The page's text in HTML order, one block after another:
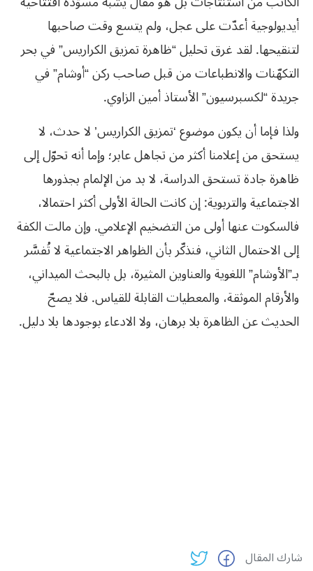
أيديولوجية أعدّت على عجل، ولم يتسع وقت صاحبها
لتنقيحها. لقد غرق تحليل “ظاهرة تمزيق الكراريس” في بحر
التكهّنات والانطباعات من قبل صاحب ركن “أوشام” في
جريدة “لكسبرسيون” الأستاذ أمين الزاوي.
ولذا فإما أن يكون موضوع ‘تمزيق الكراريس’ لا حدث، لا
يستحق من إعلامنا أكثر من تجاهل عابر؛ وإما أنه تحوّل إلى
ظاهرة جادة تستحق الدراسة، لا بد من الإلمام بجذورها
الاجتماعية والتربوية: إن كانت الحالة الأولى أكثر احتمالا،
فالسكوت عنها أولى من التضخيم الإعلامي. وإن مالت الكفة
إلى الاحتمال الثاني، فنذكّر بأن الظواهر الاجتماعية لا تُفسَّر
بـ”الأوشام” اللغوية والعناوين المثيرة، بل بالبحث الميداني،
والأرقام الموثقة، والمعطيات القابلة للقياس. فلا يصحّ
الحديث عن الظاهرة بلا برهان، ولا الادعاء بوجودها بلا دليل.
شارك المقال